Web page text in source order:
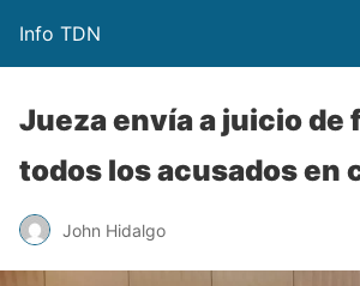
Info TDN
Jueza envía a juicio de
todos los acusados en
John Hidalgo